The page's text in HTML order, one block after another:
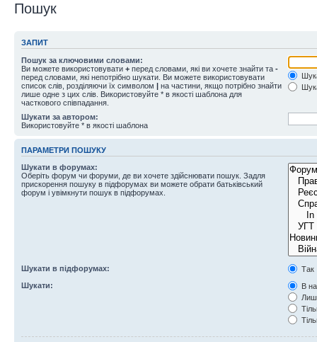
Пошук
ЗАПИТ
Пошук за ключовими словами:
Ви можете використовувати + перед словами, які ви хочете знайти та -
перед словами, які непотрібно шукати. Ви можете використовувати
список слів, розділяючи їх символом | на частини, якщо потрібно знайти
лише одне з цих слів. Використовуйте * в якості шаблона для
часткового співпадання.
Шукати за автором:
Використовуйте * в якості шаблона
ПАРАМЕТРИ ПОШУКУ
Шукати в форумах:
Оберіть форум чи форуми, де ви хочете здійснювати пошук. Задля
прискорення пошуку в підфорумах ви можете обрати батьківський
форум і увімкнути пошук в підфорумах.
Шукати в підфорумах:
Так
Шукати:
В